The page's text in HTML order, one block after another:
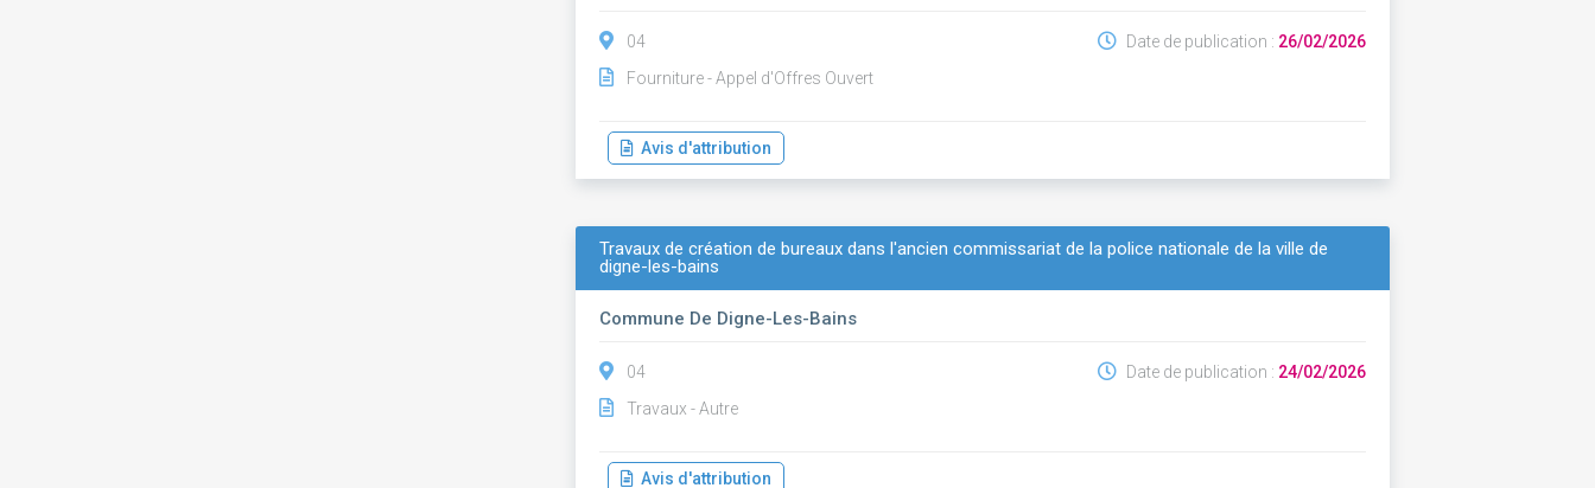
04
Fourniture - Appel d'Offres Ouvert
Date de publication : 26/02/2026
Avis d'attribution
Travaux de création de bureaux dans l'ancien commissariat de la police nationale de la ville de
digne-les-bains
Commune De Digne-Les-Bains
04
Travaux - Autre
Date de publication : 24/02/2026
Avis d'attribution